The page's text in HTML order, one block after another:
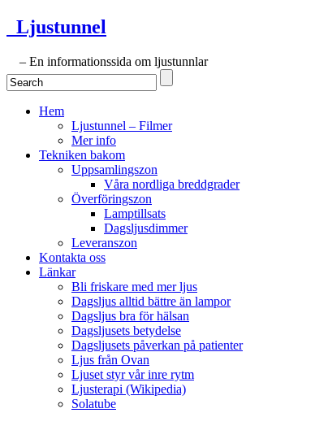
Ljustunnel
– En informationssida om ljustunnlar
Hem
Ljustunnel – Filmer
Mer info
Tekniken bakom
Uppsamlingszon
Våra nordliga breddgrader
Överföringszon
Lamptillsats
Dagsljusdimmer
Leveranszon
Kontakta oss
Länkar
Bli friskare med mer ljus
Dagsljus alltid bättre än lampor
Dagsljus bra för hälsan
Dagsljusets betydelse
Dagsljusets påverkan på patienter
Ljus från Ovan
Ljuset styr vår inre rytm
Ljusterapi (Wikipedia)
Solatube